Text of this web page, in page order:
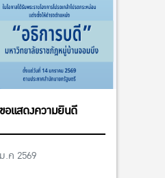
อแสดงความยินดี
.ค 2569